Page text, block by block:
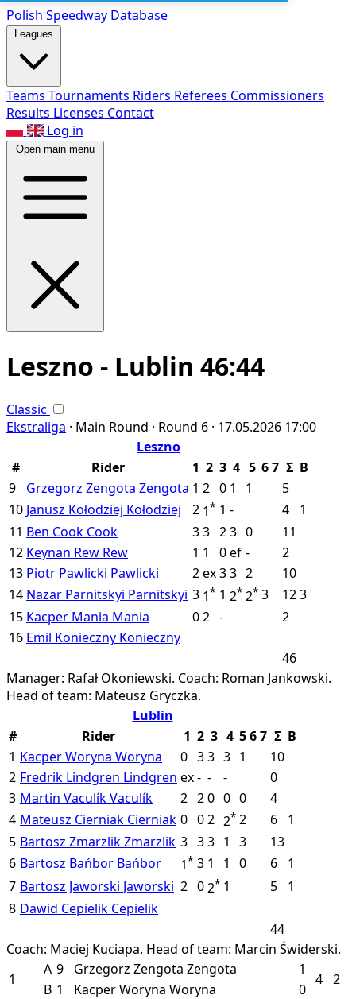
Polish Speedway Database
Leagues
Teams Tournaments Riders Referees Commissioners
Results Licenses Contact
Log in
Open main menu
Leszno - Lublin 46:44
Classic
Ekstraliga · Main Round · Round 6 · 17.05.2026 17:00
Leszno
#
Rider 1 2 3 4 5 67 Σ B
9
Grzegorz Zengota Zengota 1 2 0 1 1
5
10 Janusz Kołodziej Kołodziej 2 1* 1 - 4
1
11 Ben Cook Cook 33 23 0
11
12 Keynan Rew Rew 1 1 0ef -
2
13 Piotr Pawlicki Pawlicki 2ex33 2
10
14 Nazar Parnitskyi Parnitskyi 3 1* 1 2* 2* 3 123
15 Kacper Mania Mania 02 -
2
16 Emil Konieczny Konieczny
46
Manager: Rafał Okoniewski. Coach: Roman Jankowski.
Head of team: Mateusz Gryczka.
Lublin
#
Rider 1 2 3 4 567 Σ B
1 Kacper Woryna Woryna 0 33 3 1
10
2 Fredrik Lindgren Lindgren ex- - -
0
3 Martin VaculíkVaculík 2 20 0 0
4
4 Mateusz Cierniak Cierniak 0 02 2* 2 6
1
5 Bartosz ZmarzlikZmarzlik 3 33 1 3
13
6 Bartosz Bańbor Bańbor 1* 3 1 1 0 6
1
7 Bartosz Jaworski Jaworski 2 02* 1 5
1
8 Dawid Cepielik Cepielik
44
Coach: Maciej Kuciapa. Head of team: Marcin Świderski.
1
A 9 Grzegorz Zengota Zengota 1
4 2
B 1 Kacper Woryna Woryna
0